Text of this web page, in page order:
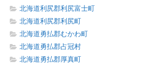
北海道利尻郡利尻富士町
北海道利尻郡利尻町
北海道勇払郡むかわ町
北海道勇払郡占冠村
北海道勇払郡厚真町